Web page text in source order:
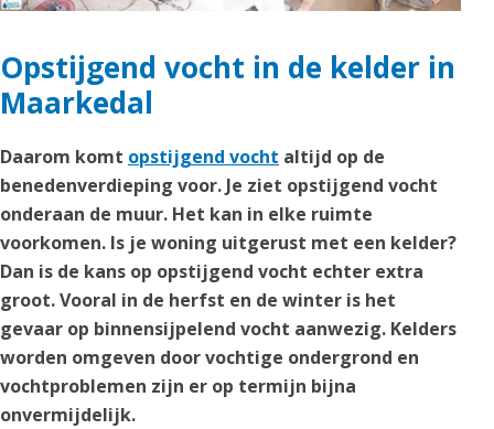
Opstijgend vocht in de kelder in
Maarkedal
Daarom komt opstijgend vocht altijd op de
benedenverdieping voor. Je ziet opstijgend vocht
onderaan de muur. Het kan in elke ruimte
voorkomen. Is je woning uitgerust met een kelder?
Dan is de kans op opstijgend vocht echter extra
groot. Vooral in de herfst en de winter is het
gevaar op binnensijpelend vocht aanwezig. Kelders
worden omgeven door vochtige ondergrond en
vochtproblemen zijn er op termijn bijna
onvermijdelijk.